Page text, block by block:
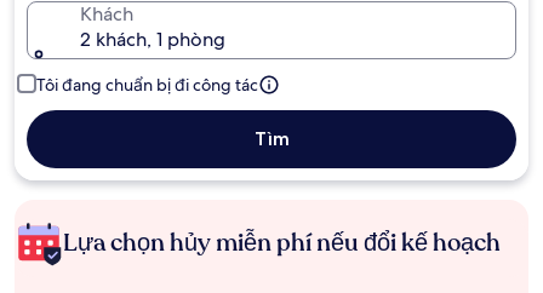
Khách
2 khách, 1 phòng
Tôi đang chuẩn bị đi công tác
Tìm
Lựa chọn hủy miễn phí nếu đổi kế hoạch